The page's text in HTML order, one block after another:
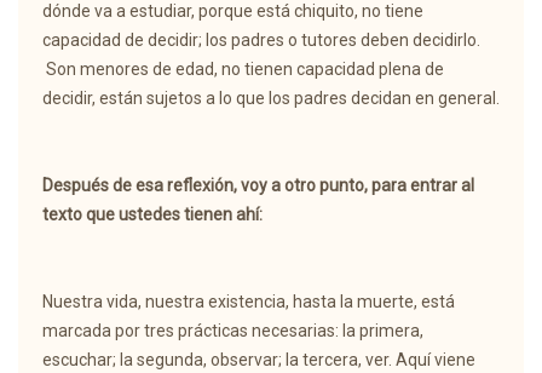
dónde va a estudiar, porque está chiquito, no tiene
capacidad de decidir; los padres o tutores deben decidirlo.
Son menores de edad, no tienen capacidad plena de
decidir, están sujetos a lo que los padres decidan en general.
Después de esa reflexión, voy a otro punto, para entrar al
texto que ustedes tienen ahí:
Nuestra vida, nuestra existencia, hasta la muerte, está
marcada por tres prácticas necesarias: la primera,
escuchar; la segunda, observar; la tercera, ver. Aquí viene